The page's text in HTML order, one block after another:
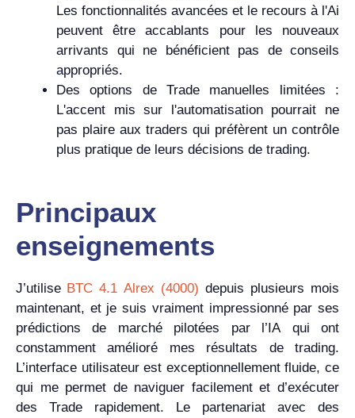
Les fonctionnalités avancées et le recours à l'Ai
peuvent être accablants pour les nouveaux
arrivants qui ne bénéficient pas de conseils
appropriés.
Des options de Trade manuelles limitées :
L'accent mis sur l'automatisation pourrait ne
pas plaire aux traders qui préfèrent un contrôle
plus pratique de leurs décisions de trading.
Principaux
enseignements
J’utilise BTC 4.1 Alrex (4000) depuis plusieurs mois
maintenant, et je suis vraiment impressionné par ses
prédictions de marché pilotées par l’IA qui ont
constamment amélioré mes résultats de trading.
L’interface utilisateur est exceptionnellement fluide, ce
qui me permet de naviguer facilement et d’exécuter
des Trade rapidement. Le partenariat avec des